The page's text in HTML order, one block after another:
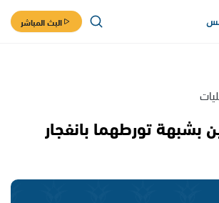
البث المباشر
بشبهة تورطهما بانفجار